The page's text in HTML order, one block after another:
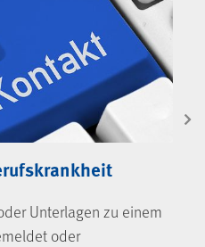
Unterlagen zu einem
oder